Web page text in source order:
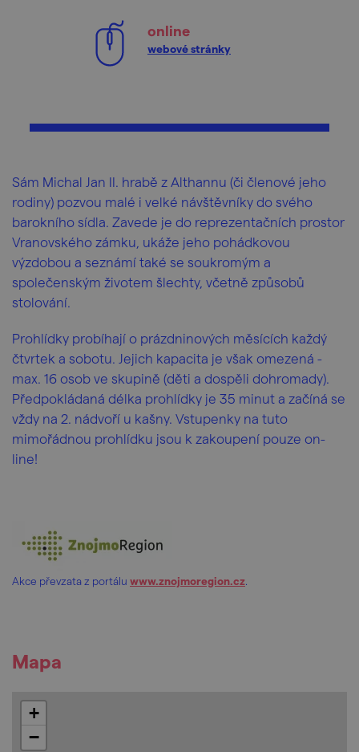
online
webové stránky
Sám Michal Jan II. hrabě z Althannu (či členové jeho
rodiny) pozvou malé i velké návštěvníky do svého
barokního sídla. Zavede je do reprezentačních prostor
Vranovského zámku, ukáže jeho pohádkovou
výzdobou a seznámí také se soukromým a
společenským životem šlechty, včetně způsobů
stolování.
Prohlídky probíhají o prázdninových měsících každý
čtvrtek a sobotu. Jejich kapacita je však omezená -
max. 16 osob ve skupině (děti a dospěli dohromady).
Předpokládaná délka prohlídky je 35 minut a začíná se
vždy na 2. nádvoří u kašny. Vstupenky na tuto
mimořádnou prohlídku jsou k zakoupení pouze on-
line!
Akce převzata z portálu www.znojmoregion.cz
Mapa
+
−